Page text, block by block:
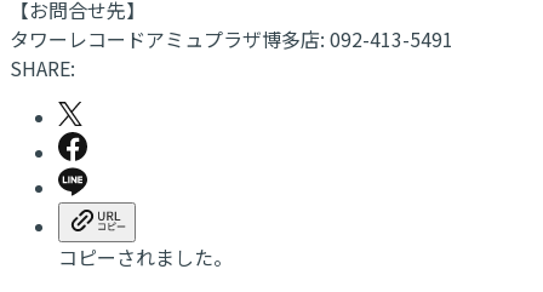
【お問合せ先】
タワーレコードアミュプラザ博多店: 092-413-5491
SHARE:
コピーされました。